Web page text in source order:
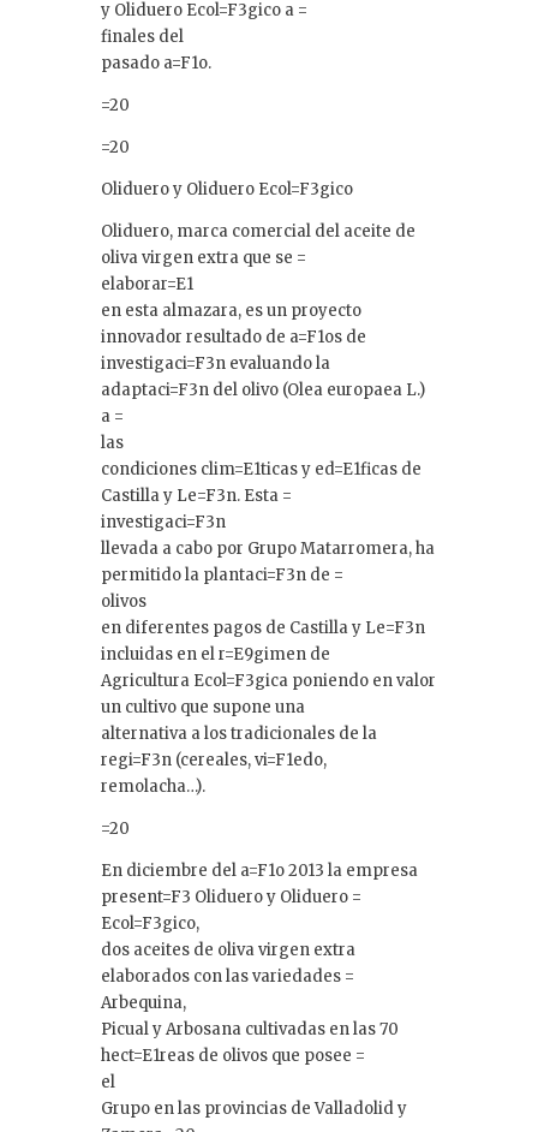
y Oliduero Ecol=F3gico a =
finales del
pasado a=F1o.
=20
=20
Oliduero y Oliduero Ecol=F3gico
Oliduero, marca comercial del aceite de
oliva virgen extra que se =
elaborar=E1
en esta almazara, es un proyecto
innovador resultado de a=F1os de
investigaci=F3n evaluando la
adaptaci=F3n del olivo (Olea europaea L.)
a =
las
condiciones clim=E1ticas y ed=E1ficas de
Castilla y Le=F3n. Esta =
investigaci=F3n
llevada a cabo por Grupo Matarromera, ha
permitido la plantaci=F3n de =
olivos
en diferentes pagos de Castilla y Le=F3n
incluidas en el r=E9gimen de
Agricultura Ecol=F3gica poniendo en valor
un cultivo que supone una
alternativa a los tradicionales de la
regi=F3n (cereales, vi=F1edo,
remolacha…).
=20
En diciembre del a=F1o 2013 la empresa
present=F3 Oliduero y Oliduero =
Ecol=F3gico,
dos aceites de oliva virgen extra
elaborados con las variedades =
Arbequina,
Picual y Arbosana cultivadas en las 70
hect=E1reas de olivos que posee =
el
Grupo en las provincias de Valladolid y